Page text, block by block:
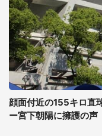
顔面付近の155キロ直
ー宮下朝陽に擁護の声